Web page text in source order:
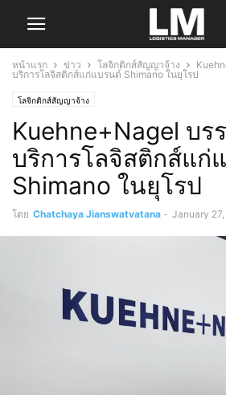
หน้าแรก ข่าว โลจิกติกส์สัญญาจ้าง
บริการโลจิสติกส์แก่แบรนด์ Shimano ในยุโรป
โลจิกติกส์สัญญาจ้าง
Kuehne+Nagel บ
บริการโลจิสติกส์แก่
Shimano ในยุโรป
โดย Chatchaya Jianswatvatana - January